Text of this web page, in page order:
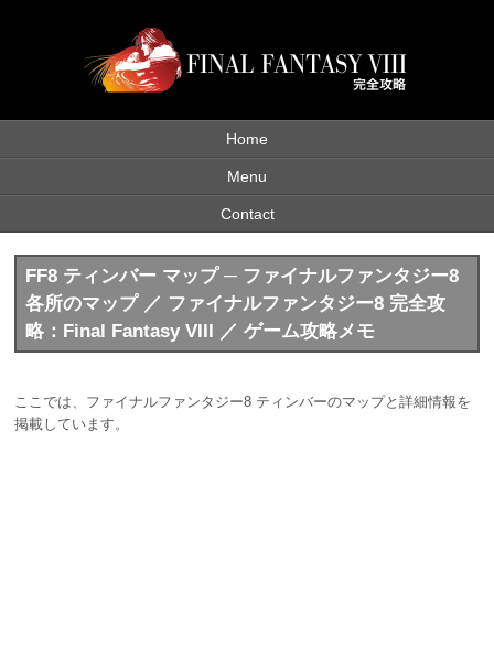
Home
Menu
Contact
FF8 ティンバー マップ ─ ファイナルファンタジー8
各所のマップ ／ ファイナルファンタジー8 完全攻
略：Final Fantasy VIII ／ ゲーム攻略メモ
ここでは、ファイナルファンタジー8 ティンバーのマップと詳細情報を
掲載しています。